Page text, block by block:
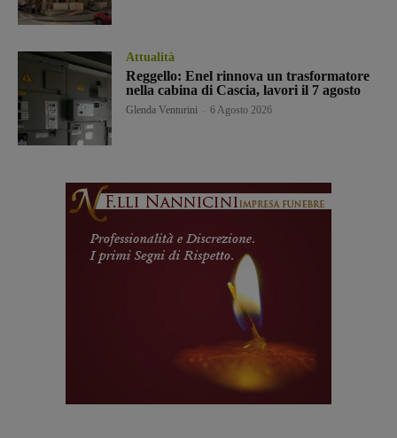
Attualità
Reggello: Enel rinnova un trasformatore
nella cabina di Cascia, lavori il 7 agosto
Glenda Venturini 6 Agosto 2026